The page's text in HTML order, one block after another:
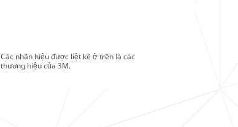
Các nhãn hiệu được liệt kê ở trên là các
thương hiệu của 3M.